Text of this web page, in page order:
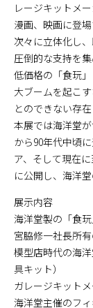
レージキットメ
漫画、映画に登
次々に立体化し
圧倒的な支持を
低価格の「食玩
大ブームを起こ
とのできない存
本展では海洋堂
から90年代中頃
ア、そして現在
に公開し、海洋
展示内容
海洋堂製の「食
宮脇修一社長所
模型店時代の海
具キット）
ガレージキット
海洋堂主催のフ